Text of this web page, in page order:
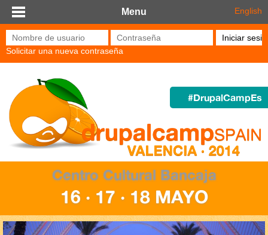
Pasar al contenido principal
Menu English
Nombre de usuario* Contraseña*
Solicitar una nueva contraseña
#DrupalCampEs
Centro Cultural Bancaja
16 · 17 · 18 MAYO